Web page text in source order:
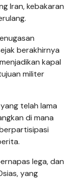
Iran, kebakaran
berakhirnya
kapal
militer
telah lama
di mana
lega, dan
yang